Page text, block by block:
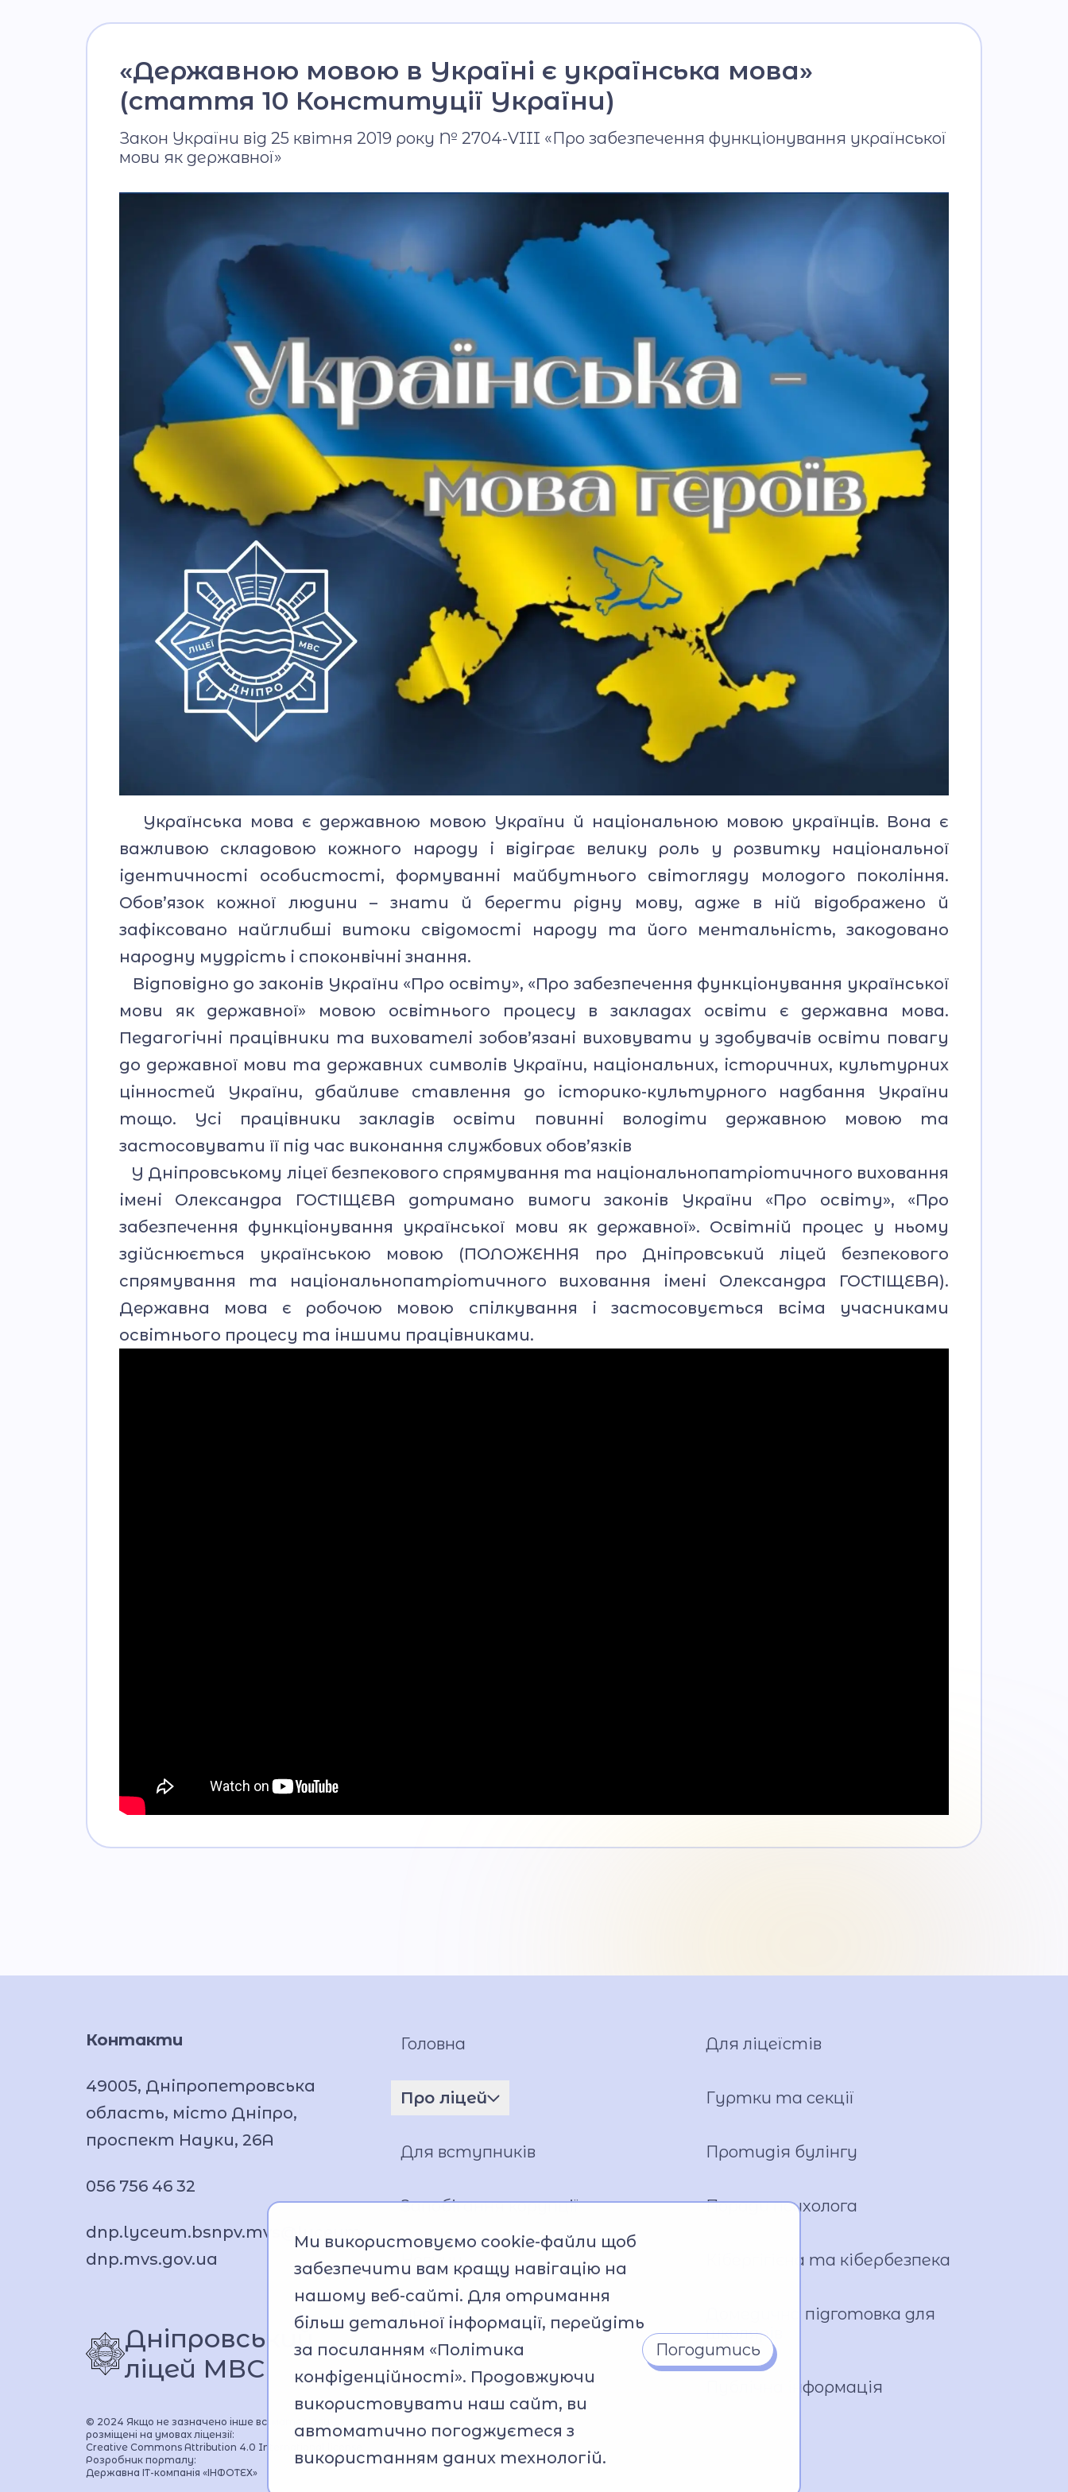
Відеопроект
"Вихователі ліцею"
Відеопроєкт
«Державною мовою в Україні є українська мова»
(стаття 10 Конституції України)
Закон України від 25 квітня 2019 року № 2704-VIII «Про забезпечення функціонування української
мови як державної»
Українська мова є державною мовою України й національною мовою українців. Вона є
важливою складовою кожного народу і відіграє велику роль у розвитку національної
ідентичності особистості, формуванні майбутнього світогляду молодого покоління.
Обов’язок кожної людини – знати й берегти рідну мову, адже в ній відображено й
зафіксовано найглибші витоки свідомості народу та його ментальність, закодовано
народну мудрість і споконвічні знання.
Відповідно до законів України «Про освіту», «Про забезпечення функціонування української
мови як державної» мовою освітнього процесу в закладах освіти є державна мова.
Педагогічні працівники та вихователі зобов’язані виховувати у здобувачів освіти повагу
до державної мови та державних символів України, національних, історичних, культурних
цінностей України, дбайливе ставлення до історико-культурного надбання України
тощо. Усі працівники закладів освіти повинні володіти державною мовою та
застосовувати її під час виконання службових обов’язків
У Дніпровському ліцеї безпекового спрямування та національнопатріотичного виховання
імені Олександра ГОСТІЩЕВА дотримано вимоги законів України «Про освіту», «Про
забезпечення функціонування української мови як державної». Освітній процес у ньому
здійснюється українською мовою (ПОЛОЖЕННЯ про Дніпровський ліцей безпекового
спрямування та національнопатріотичного виховання імені Олександра ГОСТІЩЕВА).
Державна мова є робочою мовою спілкування і застосовується всіма учасниками
освітнього процесу та іншими працівниками.
Контакти
49005, Дніпропетровська
область, місто Дніпро,
проспект Науки, 26А
056 756 46 32
dnp.lyceum.bsnpv.mvs@lyceum-
dnp.mvs.gov.ua
Дніпровський
ліцей МВС
© 2024 Якщо не зазначено інше всі матеріали
розміщені на умовах ліцензії:
Creative Commons Attribution 4.0 International license
Розробник порталу:
Державна ІТ-компанія «ІНФОТЕХ»
Головна
Про ліцей
Установчі документи
Матеріально-технічна база
Національно-патріотичне
виховання
Фото та відео галерея
Віртуальний тур
Відеопроект "Вихователі
ліцею"
Відеопроєкт «Кирилиця»
Для вступників
Запобігання корупції
Анонси
Для ліцеїстів
Гуртки та секції
Протидія булінгу
Поради психолога
Кібергігієна та кібербезпека
Домедична підготовка для
школярів
Публічна інформація
Ми використовуємо cookie-файли щоб
забезпечити вам кращу навігацію на
нашому веб-сайті. Для отримання
більш детальної інформації, перейдіть
за посиланням «Політика
конфіденційності». Продовжуючи
використовувати наш сайт, ви
автоматично погоджуєтеся з
використанням даних технологій.
Погодитись